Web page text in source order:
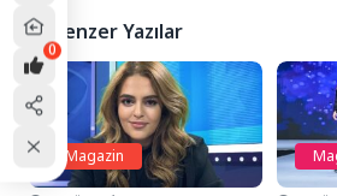
Benzer Yazılar
Magazin
0